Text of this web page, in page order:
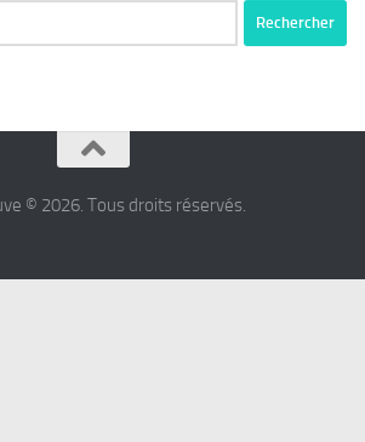
© 2026. Tous droits réservés.